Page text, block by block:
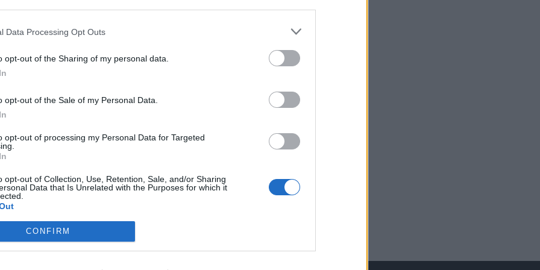
Data Processing Opt Outs
opt-out of the Sharing of my personal data.
opt-out of the Sale of my Personal Data.
opt-out of processing my Personal Data for Targeted
opt-out of Collection, Use, Retention, Sale, and/or Sharing
Data that Is Unrelated with the Purposes for which it
CONFIRM
cikkarchívum
elmúlt 2 év napon belüli
VAGY?